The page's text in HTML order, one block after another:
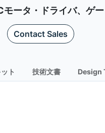
ータ・ドライバ、ゲ
Contact Sales
ト 技術文書 Design